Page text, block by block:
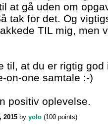
at gå uden om
tak for det. Og
TIL mig, men
til, at du er rigtig
on-one samtale :-)
positiv oplevelse.
2015 by yolo (100 points)